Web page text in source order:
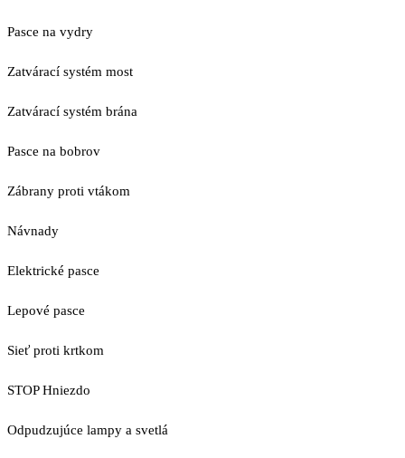
Pasce na vydry
Zatvárací systém most
Zatvárací systém brána
Pasce na bobrov
Zábrany proti vtákom
Návnady
Elektrické pasce
Lepové pasce
Sieť proti krtkom
STOP Hniezdo
Odpudzujúce lampy a svetlá